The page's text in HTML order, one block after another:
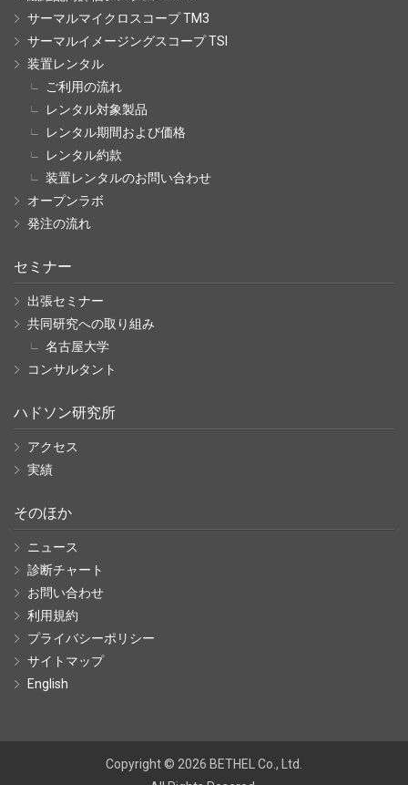
サーマルマイクロスコープ TM3
サーマルイメージングスコープ TSI
装置レンタル
ご利用の流れ
レンタル対象製品
レンタル期間および価格
レンタル約款
装置レンタルのお問い合わせ
オープンラボ
発注の流れ
セミナー
出張セミナー
共同研究への取り組み
名古屋大学
コンサルタント
ハドソン研究所
アクセス
実績
そのほか
ニュース
診断チャート
お問い合わせ
利用規約
プライバシーポリシー
サイトマップ
English
Copyright © 2026 BETHEL Co., Ltd.